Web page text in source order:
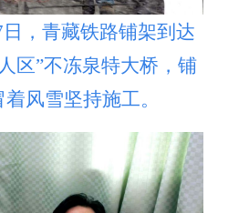
日，青藏铁路铺架到达
区”不冻泉特大桥，铺
风雪坚持施工。